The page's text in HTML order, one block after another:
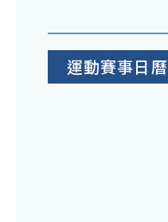
運動賽事日曆